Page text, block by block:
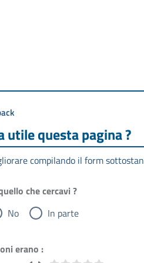
utile questa pagina ?
compilando il form
che cercavi ?
No In parte
erano :